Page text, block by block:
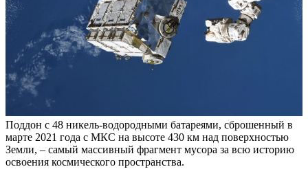
Поддон с 48 никель-водородными батареями, сброшенный в
марте 2021 года с МКС на высоте 430 км над поверхностью
Земли, – самый массивный фрагмент мусора за всю историю
освоения космического пространства.